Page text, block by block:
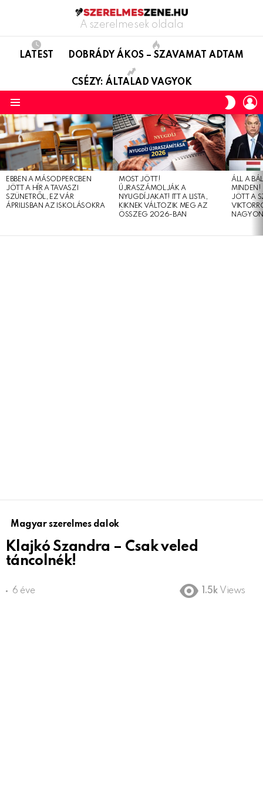
A szerelmesek oldala
LATEST DOBRÁDY ÁKOS – SZAVAMAT ADTAM
CSÉZY: ÁLTALAD VAGYOK
SKIN
LATEST
STORIES
EBBEN A MÁSODPERCBEN
JÖTT A HÍR A TAVASZI
SZÜNETRŐL, EZ VÁR
ÁPRILISBAN AZ ISKOLÁSOKRA
MOST JÖTT!
ÚJRASZÁMOLJÁK A
NYUGDÍJAKAT! ITT A LISTA,
KIKNEK VÁLTOZIK MEG AZ
ÖSSZEG 2026-BAN
ÁLL A
MINDEN!
JÖTT A
Magyar szerelmes dalok
Klajkó Szandra – Csak veled
táncolnék!
6 éve 1.5k Views